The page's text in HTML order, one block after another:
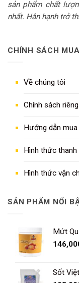
sản phẩm chất
nhất. Hân hạnh trở
CHÍNH SÁCH
Về chúng tôi
Chính sách
Hướng dẫn mua
Hình thức thanh
Hình thức vận
SẢN PHẨM NỔI
Mứt
Sốt